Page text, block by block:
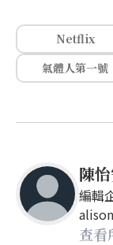
Netflix
氣體人第一號
陳
編輯
查看